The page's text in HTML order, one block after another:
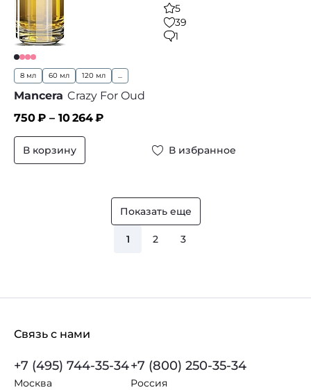
5
39
1
8 мл 60 мл 120 мл ...
Mancera Crazy For Oud
750₽ – 10 264₽
В корзину В избранное
Показать еще
1 2 3
Связь с нами
+7 (495) 744-35-34
Москва
+7 (800) 250-35-34
Россия